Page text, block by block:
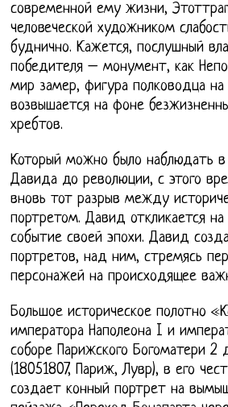
современной ему жизни,
человеческой художником
буднично. Кажется, послушный
победителя – монумент, как
мир замер, фигура полководца
возвышается на фоне
хребтов.
Который можно было наблюдать в
Давида до революции, с этого
вновь тот разрыв между
портретом. Давид откликается на
событие своей эпохи. Давид
портретов, над ним, стремясь
персонажей на происходящее
Большое историческое полотно
императора Наполеона I и
соборе Парижского Богоматери 2
(18051807, Париж, Лувр), в его
создает конный портрет на